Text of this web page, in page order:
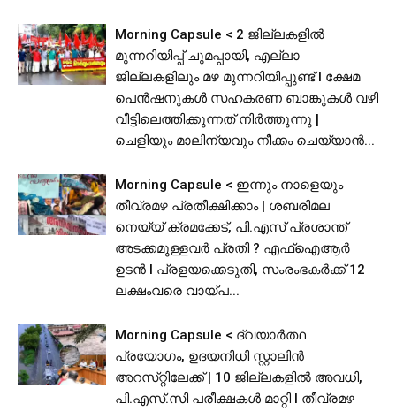
Morning Capsule < 2 ജില്ലകളിൽ
മുന്നറിയിപ്പ് ചുമപ്പായി, എല്ലാ
ജില്ലകളിലും മഴ മുന്നറിയിപ്പുണ്ട് I ക്ഷേമ
പെൻഷനുകൾ സഹകരണ ബാങ്കുകൾ വഴി
വീട്ടിലെത്തിക്കുന്നത് നിർത്തുന്നു |
ചെളിയും മാലിന്യവും നീക്കം ചെയ്യാൻ...
Morning Capsule < ഇന്നും നാളെയും
തീവ്രമഴ പ്രതീക്ഷിക്കാം | ശബരിമല
നെയ്യ് ക്രമക്കേട്, പി.എസ് പ്രശാന്ത്
അടക്കമുള്ളവർ പ്രതി ? എഫ്ഐആർ
ഉടൻ I പ്രളയക്കെടുതി, സംരംഭകർക്ക് 12
ലക്ഷംവരെ വായ്പ...
Morning Capsule < ദ്വയാർത്ഥ
പ്രയോഗം, ഉദയനിധി സ്റ്റാലിൻ
അറസ്‌റ്റിലേക്ക് | 10 ജില്ലകളിൽ അവധി,
പി.​​​എ​​​സ്.​​​സി​​​ ​​​പ​​​രീ​​​ക്ഷ​​​ക​​​ൾ​​​ ​​​മാ​​​റ്റി I തീവ്രമഴ